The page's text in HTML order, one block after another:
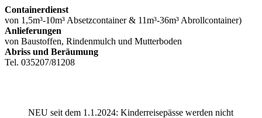
Containerdienst
von 1,5m³-10m³ Absetzcontainer & 11m³-36m³ Abrollcontainer)
Anlieferungen
von Baustoffen, Rindenmulch und Mutterboden
Abriss und Beräumung
Tel. 035207/81208
NEU seit dem 1.1.2024: Kinderreisepässe werden nicht